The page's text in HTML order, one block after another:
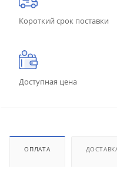
Короткий срок поставки
Доступная цена
ОПЛАТА